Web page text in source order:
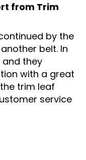
from Trim
by the
belt. In
they
with a great
trim leaf
service